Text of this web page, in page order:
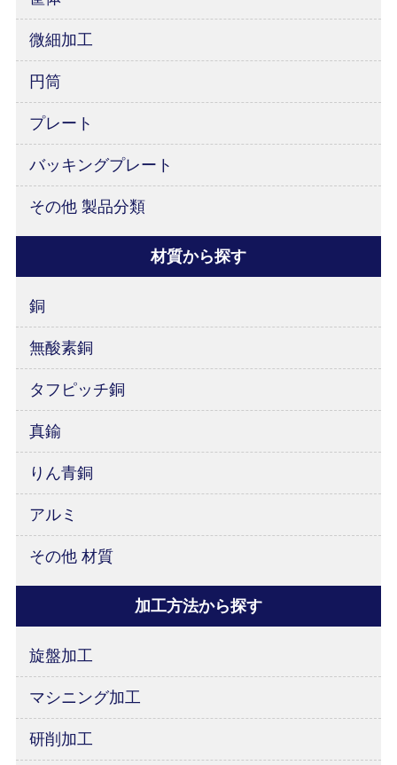
微細加工
円筒
プレート
バッキングプレート
その他 製品分類
材質から探す
銅
無酸素銅
タフピッチ銅
真鍮
りん青銅
アルミ
その他 材質
加工方法から探す
旋盤加工
マシニング加工
研削加工